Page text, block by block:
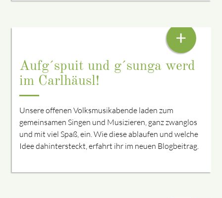
Aufg´spuit und g´sunga werd
im Carlhäusl!
Unsere offenen Volksmusikabende laden zum
gemeinsamen Singen und Musizieren, ganz zwanglos
und mit viel Spaß, ein. Wie diese ablaufen und welche
Idee dahintersteckt, erfahrt ihr im neuen Blogbeitrag.
+